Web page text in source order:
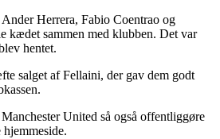
Herrera, Fabio Coentrao og
kædet sammen med klubben. Det var
hentet.
salget af Fellaini, der gav dem godt
United så også offentliggøre